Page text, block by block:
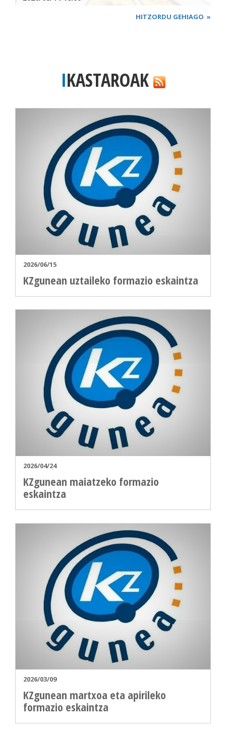
HITZORDU GEHIAGO »
IKASTAROAK
2026/06/15
KZgunean uztaileko formazio eskaintza
2026/04/24
KZgunean maiatzeko formazio
eskaintza
2026/03/09
KZgunean martxoa eta apirileko
formazio eskaintza